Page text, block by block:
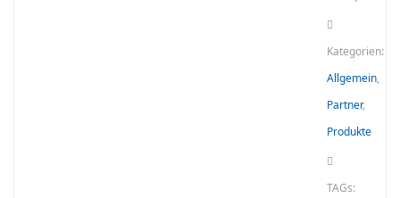
Kategorien:
Allgemein,
Partner,
Produkte
TAGs: